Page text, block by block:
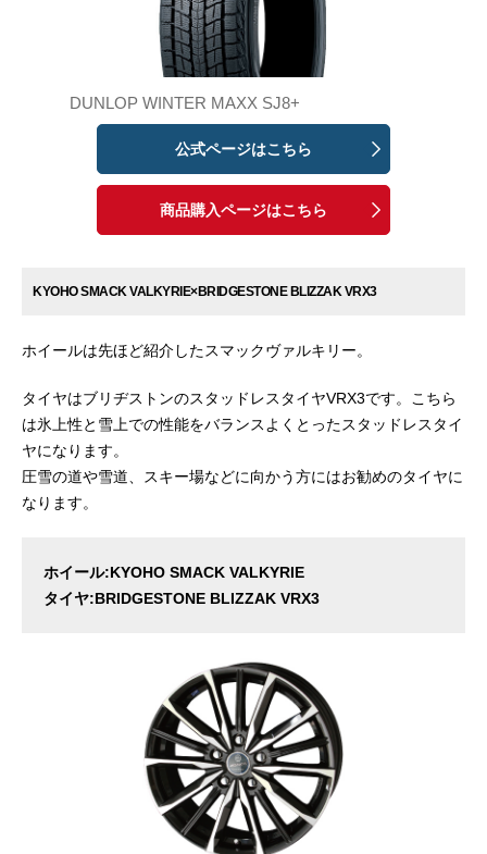
DUNLOP WINTER MAXX SJ8+
公式ページはこちら
商品購入ページはこちら
KYOHO SMACK VALKYRIE×BRIDGESTONE BLIZZAK VRX3
ホイールは先ほど紹介したスマックヴァルキリー。
タイヤはブリヂストンのスタッドレスタイヤVRX3です。こちら
は氷上性と雪上での性能をバランスよくとったスタッドレスタイ
ヤになります。
圧雪の道や雪道、スキー場などに向かう方にはお勧めのタイヤに
なります。
ホイール:KYOHO SMACK VALKYRIE
タイヤ:BRIDGESTONE BLIZZAK VRX3